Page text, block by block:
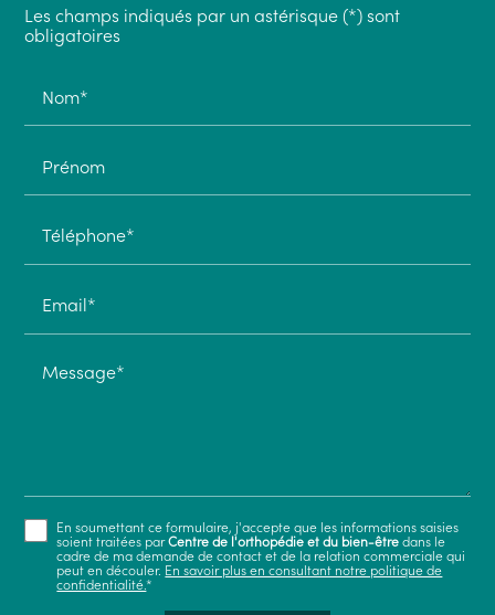
Les champs indiqués par un astérisque (*) sont
obligatoires
Nom*
Prénom
Téléphone*
Email*
Message*
En soumettant ce formulaire, j'accepte que les informations saisies
soient traitées parCentre de l'orthopédie et du bien-êtredans le
cadre de ma demande de contact et de la relation commerciale qui
peut en découler. En savoir plus en consultant notre politique de
confidentialité.*